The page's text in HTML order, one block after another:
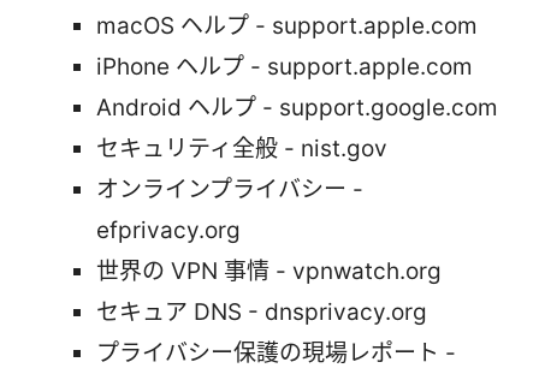
macOS ヘルプ - support.apple.com
iPhone ヘルプ - support.apple.com
Android ヘルプ - support.google.com
セキュリティ全般 - nist.gov
オンラインプライバシー -
efprivacy.org
世界の VPN 事情 - vpnwatch.org
セキュア DNS - dnsprivacy.org
プライバシー保護の現場レポート -